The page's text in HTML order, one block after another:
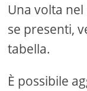
Una volta
se presenti,
tabella.
È possibile